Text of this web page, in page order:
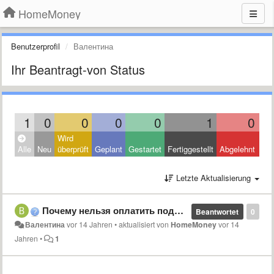
HomeMoney
Benutzerprofil Валентина
Ihr Beantragt-von Status
1 0 0 0 0 1 0
Alle Neu
Wird
überprüft Geplant Gestartet Fertiggestellt Abgelehnt
Letzte Aktualisierung
0
Beantwortet
Почему нельзя оплатить подписку на программу с помощью приват 24?
Валентинаvor 14 Jahren •aktualisiert von HomeMoneyvor 14
Jahren • 1